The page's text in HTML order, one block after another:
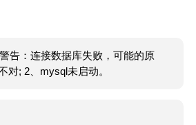
告：连接数据库失败，可能的原
对; 2、mysql未启动。